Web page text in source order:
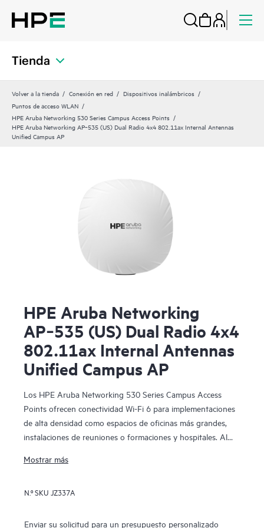
Tienda
Volver a la tienda Conexión en red
Dispositivos inalámbricos
Puntos de acceso WLAN
HPE Aruba Networking 530 Series Campus Access Points
HPE Aruba Networking AP‑535 (US) Dual Radio 4x4 802.11ax Internal Antennas
Unified Campus AP
HPE Aruba Networking
AP‑535 (US) Dual Radio 4x4
802.11ax Internal Antennas
Unified Campus AP
Los HPE Aruba Networking 530 Series Campus Access
Points ofrecen conectividad Wi-Fi 6 para implementaciones
de alta densidad como espacios de oficinas más grandes,
instalaciones de reuniones o formaciones y hospitales. Al
hasta 2,97 Gbps, esta serie se ha diseñado sobre estándares
OFDMA, MU-MIMO bidireccional y Target Wait Time (TWT)
mejorada.
Mostrar más
N.º SKU JZ337A
Enviar su solicitud para un presupuesto personalizado